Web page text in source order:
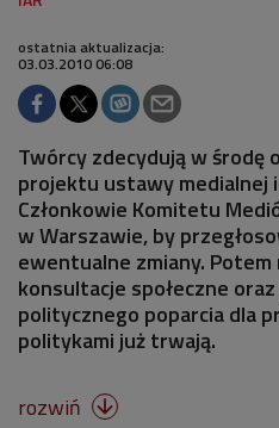
ostatnia aktualizacja:
03.03.2010 06:08
Twórcy zdecydują w
projektu ustawy medialnej
Członkowie Komitetu
w Warszawie, by
ewentualne zmiany. Potem
konsultacje społeczne
politycznego poparcia dla
politykami już trwają.
rozwiń 